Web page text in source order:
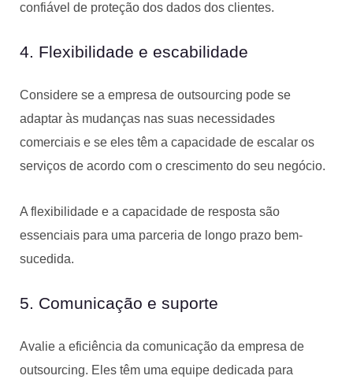
confiável de proteção dos dados dos clientes.
4. Flexibilidade e escabilidade
Considere se a empresa de outsourcing pode se
adaptar às mudanças nas suas necessidades
comerciais e se eles têm a capacidade de escalar os
serviços de acordo com o crescimento do seu negócio.
A flexibilidade e a capacidade de resposta são
essenciais para uma parceria de longo prazo bem-
sucedida.
5. Comunicação e suporte
Avalie a eficiência da comunicação da empresa de
outsourcing. Eles têm uma equipe dedicada para